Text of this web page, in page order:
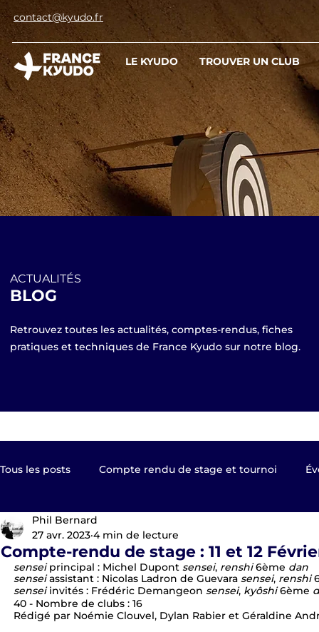
contact@kyudo.fr
LE KYUDO TROUVER UN CLUB
ACTUALITÉS
BLOG
Retrouvez toutes les actualités, comptes-rendus, fiches
pratiques et techniques de France Kyudo sur notre blog.
Tous les posts Compte rendu de stage et tournoi
Kyudo TV
Equipe de France EKF Publier 2023 shinsa
Compte-rendu de stage : 11 et 12
Phil Bernard
27 avr. 2023 4 min de lecture
sensei principal : Michel Dupont sensei, renshi 6ème dan
sensei assistant : Nicolas Ladron de Guevara sensei, renshi
sensei invités : Frédéric Demangeon sensei, kyôshi 6ème
40 - Nombre de clubs : 16
Rédigé par Noémie Clouvel, Dylan Rabier et Géraldine